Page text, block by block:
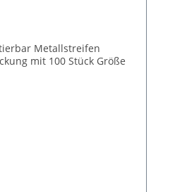
mit 100 Stück Größe